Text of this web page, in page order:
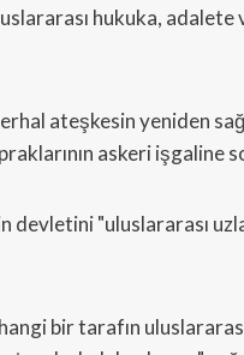
hukuka,
ateşkesin yeniden
askeri işgaline
devletini "uluslararası
bir tarafın